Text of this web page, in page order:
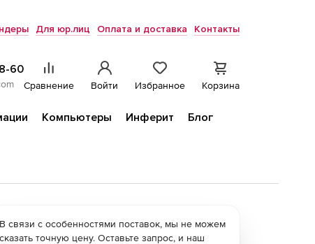
Для юр.лиц Оплата и доставка Контакты
60
Сравнение Войти Избранное Корзина
Компьютеры Инферит
Блог
В связи с особенностями поставок, мы не можем
сказать точную цену. Оставьте запрос, и наш